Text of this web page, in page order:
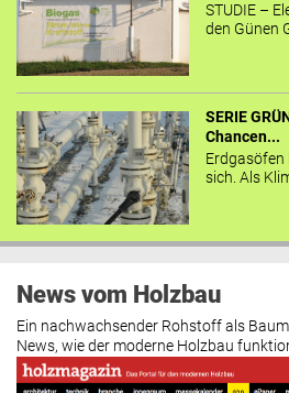
STUDIE –
den Günen
SERIE
Chancen...
Erdgasöfen
sich. Als
News vom Holzbau
Ein nachwachsender Rohstoff als
News, wie der moderne Holzbau